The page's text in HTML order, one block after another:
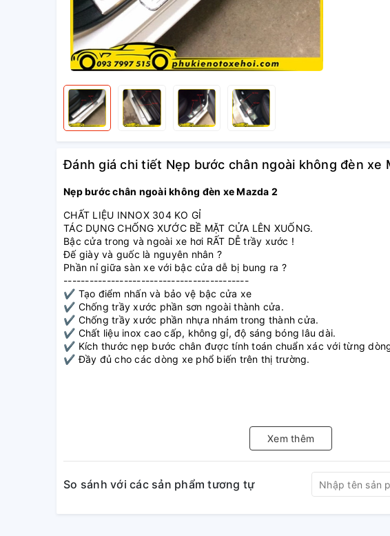
Đánh giá chi tiết Nẹp bước chân ngoài không đèn xe
Nẹp bước chân ngoài không đèn xe Mazda 2
CHẤT LIỆU INNOX 304 KO GỈ
TÁC DỤNG CHỐNG XƯỚC BỀ MẶT CỬA LÊN XUỐNG.
Bậc cửa trong và ngoài xe hơi RẤT DỄ trầy xước !
Đế giày và guốc là nguyên nhân ?
Phần nỉ giữa sàn xe với bậc cửa dễ bị bung ra ?
-------------------------------------------
✔️ Tạo điểm nhấn và bảo vệ bậc cửa xe
✔️ Chống trầy xước phần sơn ngoài thành cửa.
✔️ Chống trầy xước phần nhựa nhám trong thành cửa.
✔️ Chất liệu inox cao cấp, không gỉ, độ sáng bóng lâu dài.
✔️ Kích thước nẹp bước chân được tính toán chuẩn xác với từng
✔️ Đầy đủ cho các dòng xe phổ biến trên thị trường.
Xem thêm
So sánh với các sản phẩm tương tự